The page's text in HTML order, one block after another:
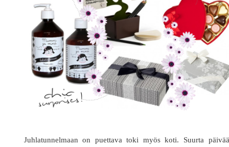
Juhlatunnelmaan on puettava toki myös koti. Suurta